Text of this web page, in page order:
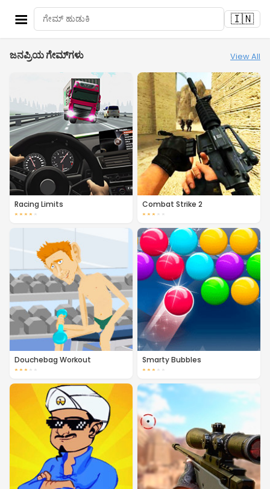
☰ 🇮🇳
ಜನಪ್ರಿಯ ಗೇಮ್‌ಗಳು View All
Racing Limits
★ ★ ★ ★ ★
Combat Strike 2
★ ★ ★ ★ ★
Douchebag Workout
★ ★ ★ ★ ★
Smarty Bubbles
★ ★ ★ ★ ★